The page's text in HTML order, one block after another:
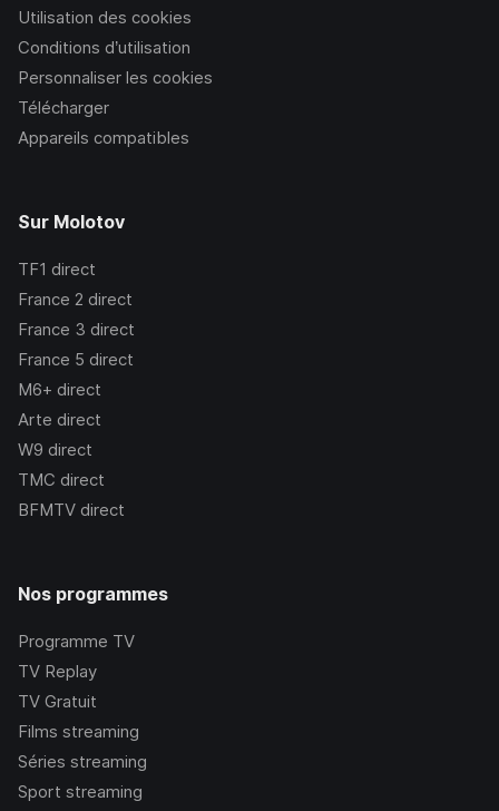
Utilisation des cookies
Conditions d’utilisation
Personnaliser les cookies
Télécharger
Appareils compatibles
Sur Molotov
TF1 direct
France 2 direct
France 3 direct
France 5 direct
M6+ direct
Arte direct
W9 direct
TMC direct
BFMTV direct
Nos programmes
Programme TV
TV Replay
TV Gratuit
Films streaming
Séries streaming
Sport streaming